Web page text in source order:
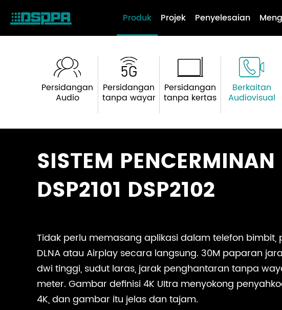
Produk Projek Penyelesaian
Persidangan
Audio
Persidangan
tanpa wayar
Persidangan
tanpa kertas
Berkaitan
Audiovisual
SISTEM
DSP2101 DSP2102
Tidak perlu memasang aplikasi dalam telefon bimbit,
DLNA atau Airplay secara langsung. 30M paparan
dwi tinggi, sudut laras, jarak penghantaran tanpa
meter. Gambar definisi 4K UItra menyokong
4K, dan gambar itu jelas dan tajam.